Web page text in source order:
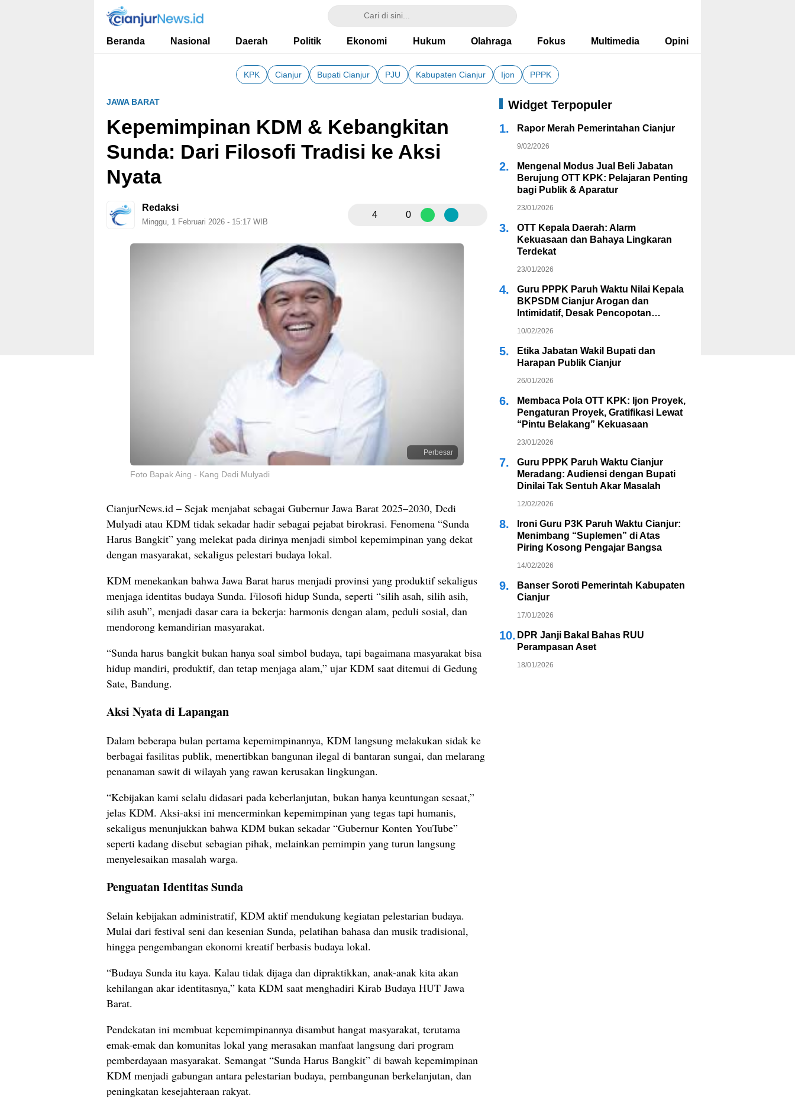
cianjurnews.id
Informasi Faktual dan Berimbang
Beranda Nasional Daerah Politik Ekonomi Hukum Olahraga Fokus Multimedia Opini
KPK Cianjur Bupati Cianjur PJU Kabupaten Cianjur Ijon PPPK
JAWA BARAT
Kepemimpinan KDM & Kebangkitan
Sunda: Dari Filosofi Tradisi ke Aksi
Nyata
Redaksi
Minggu, 1 Februari 2026 - 15:17 WIB
4 0
Perbesar
Foto Bapak Aing - Kang Dedi Mulyadi
CianjurNews.id – Sejak menjabat sebagai Gubernur Jawa Barat 2025–2030, Dedi
Mulyadi atau KDM tidak sekadar hadir sebagai pejabat birokrasi. Fenomena “Sunda
Harus Bangkit” yang melekat pada dirinya menjadi simbol kepemimpinan yang dekat
dengan masyarakat, sekaligus pelestari budaya lokal.
KDM menekankan bahwa Jawa Barat harus menjadi provinsi yang produktif sekaligus
menjaga identitas budaya Sunda. Filosofi hidup Sunda, seperti “silih asah, silih asih,
silih asuh”, menjadi dasar cara ia bekerja: harmonis dengan alam, peduli sosial, dan
mendorong kemandirian masyarakat.
“Sunda harus bangkit bukan hanya soal simbol budaya, tapi bagaimana masyarakat bisa
hidup mandiri, produktif, dan tetap menjaga alam,” ujar KDM saat ditemui di Gedung
Sate, Bandung.
Aksi Nyata di Lapangan
Dalam beberapa bulan pertama kepemimpinannya, KDM langsung melakukan sidak ke
berbagai fasilitas publik, menertibkan bangunan ilegal di bantaran sungai, dan melarang
penanaman sawit di wilayah yang rawan kerusakan lingkungan.
“Kebijakan kami selalu didasari pada keberlanjutan, bukan hanya keuntungan sesaat,”
jelas KDM. Aksi-aksi ini mencerminkan kepemimpinan yang tegas tapi humanis,
sekaligus menunjukkan bahwa KDM bukan sekadar “Gubernur Konten YouTube”
seperti kadang disebut sebagian pihak, melainkan pemimpin yang turun langsung
menyelesaikan masalah warga.
Penguatan Identitas Sunda
Selain kebijakan administratif, KDM aktif mendukung kegiatan pelestarian budaya.
Mulai dari festival seni dan kesenian Sunda, pelatihan bahasa dan musik tradisional,
hingga pengembangan ekonomi kreatif berbasis budaya lokal.
“Budaya Sunda itu kaya. Kalau tidak dijaga dan dipraktikkan, anak-anak kita akan
kehilangan akar identitasnya,” kata KDM saat menghadiri Kirab Budaya HUT Jawa
Barat.
Pendekatan ini membuat kepemimpinannya disambut hangat masyarakat, terutama
emak-emak dan komunitas lokal yang merasakan manfaat langsung dari program
pemberdayaan masyarakat. Semangat “Sunda Harus Bangkit” di bawah kepemimpinan
KDM menjadi gabungan antara pelestarian budaya, pembangunan berkelanjutan, dan
peningkatan kesejahteraan rakyat.
Widget Terpopuler
1.
Rapor Merah Pemerintahan Cianjur
9/02/2026
2.
Mengenal Modus Jual Beli Jabatan
Berujung OTT KPK: Pelajaran Penting
bagi Publik & Aparatur
23/01/2026
3.
OTT Kepala Daerah: Alarm
Kekuasaan dan Bahaya Lingkaran
Terdekat
23/01/2026
4.
Guru PPPK Paruh Waktu Nilai Kepala
BKPSDM Cianjur Arogan dan
Intimidatif, Desak Pencopotan
10/02/2026
5.
Etika Jabatan Wakil Bupati dan
Harapan Publik Cianjur
26/01/2026
6.
Membaca Pola OTT KPK: Ijon Proyek,
Pengaturan Proyek, Gratifikasi Lewat
“Pintu Belakang” Kekuasaan
23/01/2026
7.
Guru PPPK Paruh Waktu Cianjur
Meradang: Audiensi dengan Bupati
Dinilai Tak Sentuh Akar Masalah
12/02/2026
8.
Ironi Guru P3K Paruh Waktu Cianjur:
Menimbang “Suplemen” di Atas
Piring Kosong Pengajar Bangsa
14/02/2026
9.
Banser Soroti Pemerintah Kabupaten
Cianjur
17/01/2026
10. DPR Janji Bakal Bahas RUU
Perampasan Aset
18/01/2026